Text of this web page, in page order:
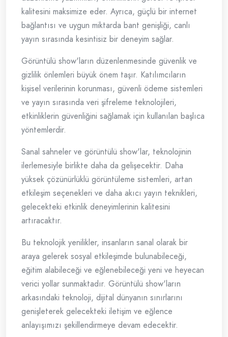
kalitesini maksimize eder. Ayrıca, güçlü bir internet
bağlantısı ve uygun miktarda bant genişliği, canlı
yayın sırasında kesintisiz bir deneyim sağlar.
Görüntülü show'ların düzenlenmesinde güvenlik ve
gizlilik önlemleri büyük önem taşır. Katılımcıların
kişisel verilerinin korunması, güvenli ödeme sistemleri
ve yayın sırasında veri şifreleme teknolojileri,
etkinliklerin güvenliğini sağlamak için kullanılan başlıca
yöntemlerdir.
Sanal sahneler ve görüntülü show'lar, teknolojinin
ilerlemesiyle birlikte daha da gelişecektir. Daha
yüksek çözünürlüklü görüntüleme sistemleri, artan
etkileşim seçenekleri ve daha akıcı yayın teknikleri,
gelecekteki etkinlik deneyimlerinin kalitesini
artıracaktır.
Bu teknolojik yenilikler, insanların sanal olarak bir
araya gelerek sosyal etkileşimde bulunabileceği,
eğitim alabileceği ve eğlenebileceği yeni ve heyecan
verici yollar sunmaktadır. Görüntülü show'ların
arkasındaki teknoloji, dijital dünyanın sınırlarını
genişleterek gelecekteki iletişim ve eğlence
anlayışımızı şekillendirmeye devam edecektir.